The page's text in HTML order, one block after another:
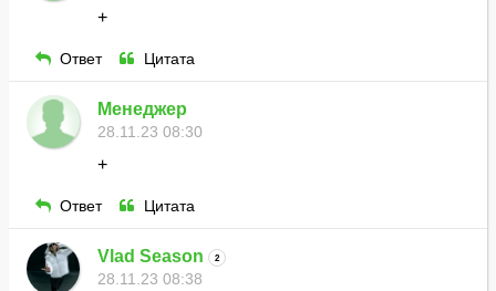
+
Ответ Цитата
Менеджер
28.11.23 08:30
+
Ответ Цитата
Vlad Season 2
28.11.23 08:38